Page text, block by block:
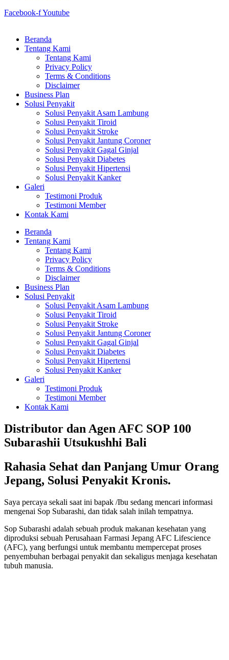
Facebook-fYoutube
Beranda
Tentang Kami
Tentang Kami
Privacy Policy
Terms & Conditions
Disclaimer
Business Plan
Solusi Penyakit
Solusi Penyakit Asam Lambung
Solusi Penyakit Tiroid
Solusi Penyakit Stroke
Solusi Penyakit Jantung Coroner
Solusi Penyakit Gagal Ginjal
Solusi Penyakit Diabetes
Solusi Penyakit Hipertensi
Solusi Penyakit Kanker
Galeri
Testimoni Produk
Testimoni Member
Kontak Kami
Beranda
Tentang Kami
Tentang Kami
Privacy Policy
Terms & Conditions
Disclaimer
Business Plan
Solusi Penyakit
Solusi Penyakit Asam Lambung
Solusi Penyakit Tiroid
Solusi Penyakit Stroke
Solusi Penyakit Jantung Coroner
Solusi Penyakit Gagal Ginjal
Solusi Penyakit Diabetes
Solusi Penyakit Hipertensi
Solusi Penyakit Kanker
Galeri
Testimoni Produk
Testimoni Member
Kontak Kami
Distributor dan Agen AFC SOP 100
Subarashii Utsukushhi Bali
Rahasia Sehat dan Panjang Umur Orang
Jepang, Solusi Penyakit Kronis.
Saya percaya sekali saat ini bapak /Ibu sedang mencari informasi
mengenai Sop Subarashi, dan tidak salah inilah tempatnya.
Sop Subarashi adalah sebuah produk makanan kesehatan yang
diproduksi sebuah Perusahaan Farmasi Jepang AFC Lifescience
(AFC), yang berfungsi untuk membantu mempercepat proses
penyembuhan berbagai penyakit dan sekaligus menjaga kesehatan
tubuh manusia.